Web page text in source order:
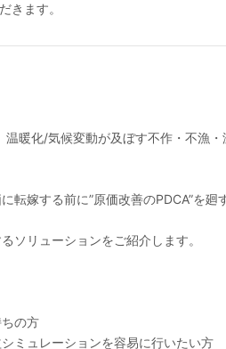
きます。
暖化/気候変動が及ぼす不作・不漁
嫁する前に”原価改善のPDCA”を廻
ソリューションをご紹介します。
の方
ミュレーションを容易に行いたい方